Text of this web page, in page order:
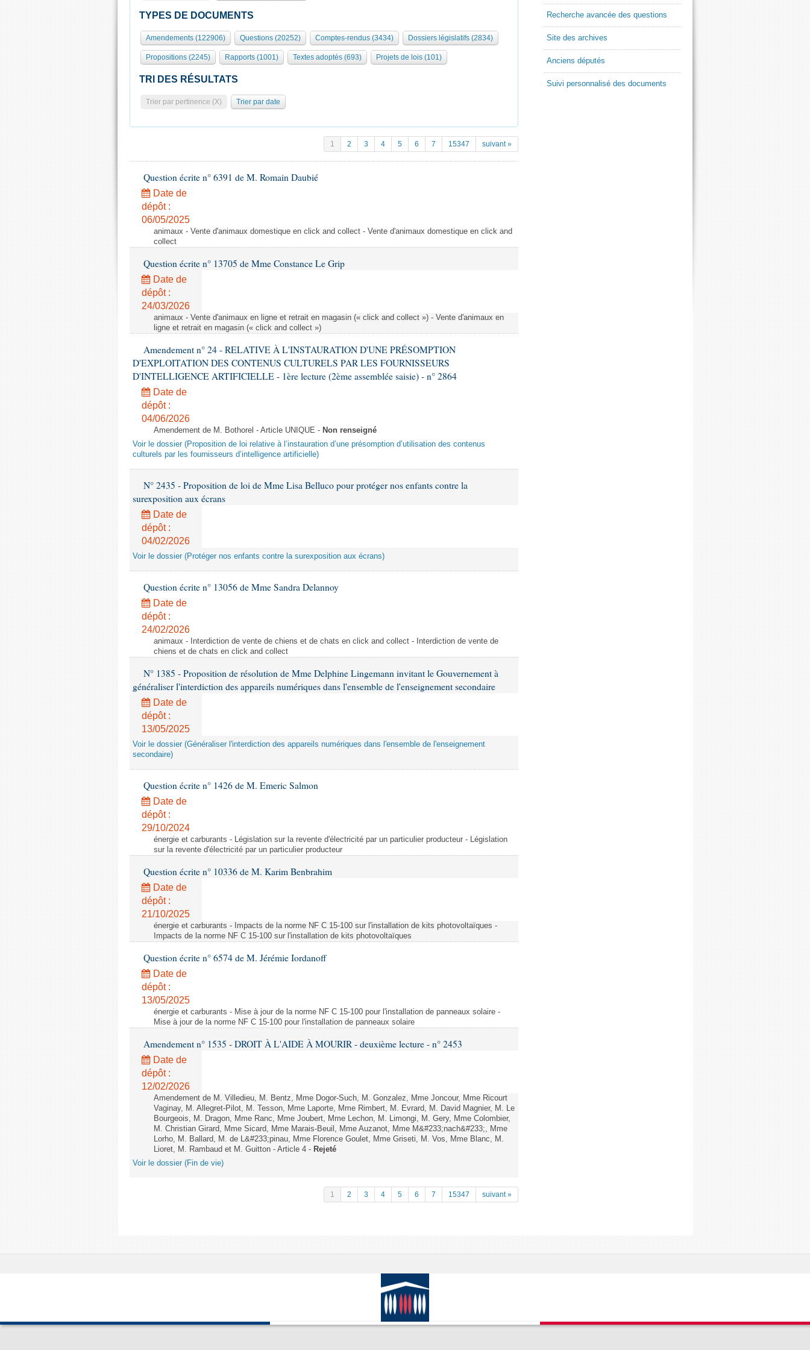
TYPES DE DOCUMENTS
Amendements (122906) Questions (20252) Comptes-rendus (3434) Dossiers législatifs (2834)
Propositions (2245) Rapports (1001) Textes adoptés (693) Projets de lois (101)
TRI DES RÉSULTATS
Trier par pertinence (X) Trier par date
1 2 3 4 5 6 7 15347 suivant »
Question écrite n° 6391 de M. Romain Daubié
Date de
dépôt :
06/05/2025
animaux - Vente d'animaux domestique en click and collect - Vente d'animaux domestique en click and
collect
Question écrite n° 13705 de Mme Constance Le Grip
Date de
dépôt :
24/03/2026
animaux - Vente d'animaux en ligne et retrait en magasin (« click and collect ») - Vente d'animaux en
ligne et retrait en magasin (« click and collect »)
Amendement n° 24 - RELATIVE À L'INSTAURATION D'UNE PRÉSOMPTION
D'EXPLOITATION DES CONTENUS CULTURELS PAR LES FOURNISSEURS
D'INTELLIGENCE ARTIFICIELLE - 1ère lecture (2ème assemblée saisie) - n° 2864
Date de
dépôt :
04/06/2026
Amendement de M. Bothorel - Article UNIQUE - Non renseigné
Voir le dossier (Proposition de loi relative à l’instauration d’une présomption d’utilisation des contenus
culturels par les fournisseurs d’intelligence artificielle)
N° 2435 - Proposition de loi de Mme Lisa Belluco pour protéger nos enfants contre la
surexposition aux écrans
Date de
dépôt :
04/02/2026
Voir le dossier (Protéger nos enfants contre la surexposition aux écrans)
Question écrite n° 13056 de Mme Sandra Delannoy
Date de
dépôt :
24/02/2026
animaux - Interdiction de vente de chiens et de chats en click and collect - Interdiction de vente de
chiens et de chats en click and collect
N° 1385 - Proposition de résolution de Mme Delphine Lingemann invitant le Gouvernement à
généraliser l'interdiction des appareils numériques dans l'ensemble de l'enseignement secondaire
Date de
dépôt :
13/05/2025
Voir le dossier (Généraliser l'interdiction des appareils numériques dans l'ensemble de l'enseignement
secondaire)
Question écrite n° 1426 de M. Emeric Salmon
Date de
dépôt :
29/10/2024
énergie et carburants - Législation sur la revente d'électricité par un particulier producteur - Législation
sur la revente d'électricité par un particulier producteur
Question écrite n° 10336 de M. Karim Benbrahim
Date de
dépôt :
21/10/2025
énergie et carburants - Impacts de la norme NF C 15-100 sur l'installation de kits photovoltaïques -
Impacts de la norme NF C 15-100 sur l'installation de kits photovoltaïques
Question écrite n° 6574 de M. Jérémie Iordanoff
Date de
dépôt :
13/05/2025
énergie et carburants - Mise à jour de la norme NF C 15-100 pour l'installation de panneaux solaire -
Mise à jour de la norme NF C 15-100 pour l'installation de panneaux solaire
Amendement n° 1535 - DROIT À L'AIDE À MOURIR - deuxième lecture - n° 2453
Date de
dépôt :
12/02/2026
Amendement de M. Villedieu, M. Bentz, Mme Dogor-Such, M. Gonzalez, Mme Joncour, Mme Ricourt
Vaginay, M. Allegret-Pilot, M. Tesson, Mme Laporte, Mme Rimbert, M. Evrard, M. David Magnier, M. Le
Bourgeois, M. Dragon, Mme Ranc, Mme Joubert, Mme Lechon, M. Limongi, M. Gery, Mme Colombier,
M. Christian Girard, Mme Sicard, Mme Marais-Beuil, Mme Auzanot, Mme M&#233;nach&#233;, Mme
Lorho, M. Ballard, M. de L&#233;pinau, Mme Florence Goulet, Mme Griseti, M. Vos, Mme Blanc, M.
Lioret, M. Rambaud et M. Guitton - Article 4 - Rejeté
Voir le dossier (Fin de vie)
1 2 3 4 5 6 7 15347 suivant »
Recherche avancée des questions
Site des archives
Anciens députés
Suivi personnalisé des documents